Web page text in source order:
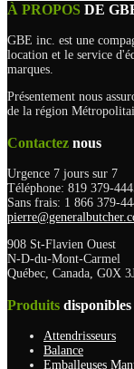
À PROPOS DE
GBE inc. est une
location et le service
marques.
Présentement nous
de la région
Contactez nous
Urgence 7 jours sur 7
Téléphone: 819 379-
Sans frais: 1 866 379-
908 St-Flavien Ouest
N-D-du-Mont-Carmel
Québec, Canada, G0X
Produits disponibles
Attendrisseurs
Balance
Emballeuses